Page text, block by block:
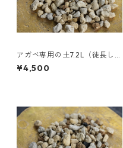
アガベ専用の土7.2L（徒長しに
くいプレミアムブレンド用
土）
¥4,500